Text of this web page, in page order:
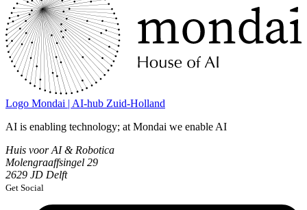
Logo Mondai | AI-hub Zuid-Holland
AI is enabling technology; at Mondai we enable AI
Huis voor AI & Robotica
Molengraaffsingel 29
2629 JD Delft
Get Social